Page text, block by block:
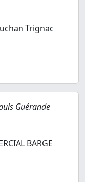
Trignac
Guérande
BARGE